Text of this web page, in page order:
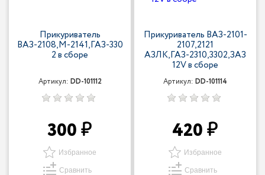
Прикуриватель
ВАЗ-2108,М-2141,ГАЗ-330
2 в сборе
Артикул: DD-101112
300
Избранное
Сравнить
Прикуриватель ВАЗ-2101-
2107,2121
АЗЛК,ГАЗ-2310,3302,ЗАЗ
12V в сборе
Артикул: DD-101114
420
Избранное
Сравнить